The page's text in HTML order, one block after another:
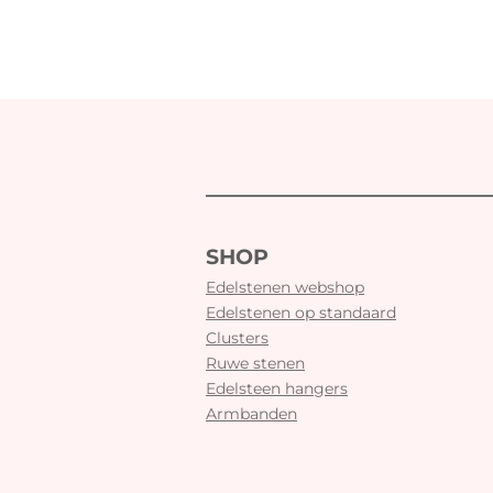
SHOP
Edelstenen webshop
Edelstenen op standaard
Clusters
Ruwe stenen
Edelsteen hangers
Armbanden